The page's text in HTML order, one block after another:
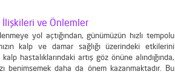
İlişkileri ve Önlemler
yol açtığından, günümüzün hızlı tempolu
kalp ve damar sağlığı üzerindeki etkilerini
hastalıklarındaki artış göz önüne alındığında,
benimsemek daha da önem kazanmaktadır. Bu